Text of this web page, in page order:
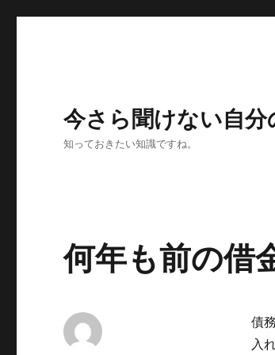
今さら聞けない自分
知っておきたい知識ですね。
何年も前の借
債
入